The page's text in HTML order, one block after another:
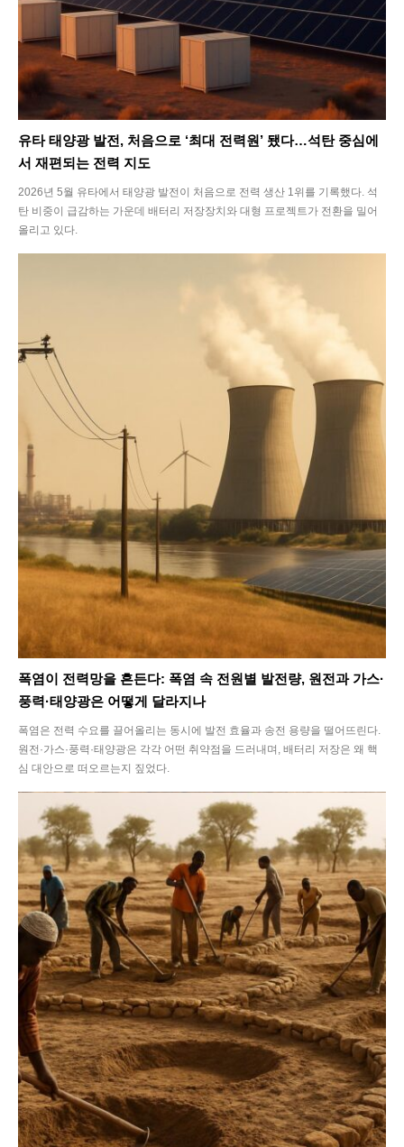
SEARCH...
Climate
Health
Life
Interview
Article
Tech
유타 태양광 발전, 처음으로 ‘최대 전력원’ 됐다…석탄 중심에
서 재편되는 전력 지도
2026년 5월 유타에서 태양광 발전이 처음으로 전력 생산 1위를 기록했다. 석
탄 비중이 급감하는 가운데 배터리 저장장치와 대형 프로젝트가 전환을 밀어
올리고 있다.
폭염이 전력망을 흔든다: 폭염 속 전원별 발전량, 원전과 가스·
풍력·태양광은 어떻게 달라지나
폭염은 전력 수요를 끌어올리는 동시에 발전 효율과 송전 용량을 떨어뜨린다.
원전·가스·풍력·태양광은 각각 어떤 취약점을 드러내며, 배터리 저장은 왜 핵
심 대안으로 떠오르는지 짚었다.